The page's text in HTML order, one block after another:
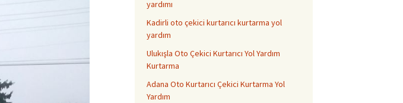
yardımı
Kadirli oto çekici kurtarıcı kurtarma yol
yardım
Ulukışla Oto Çekici Kurtarıcı Yol Yardım
Kurtarma
Adana Oto Kurtarıcı Çekici Kurtarma Yol
Yardım